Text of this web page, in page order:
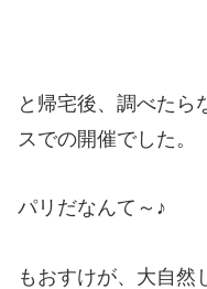
と帰宅後、調べたら
スでの開催でした。
パリだなんて～♪
もおすけが、大自然